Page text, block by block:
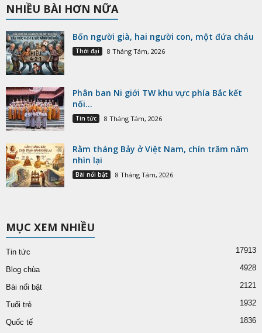
NHIỀU BÀI HƠN NỮA
Bốn người già, hai người con, một đứa cháu
Thời đại 8 Tháng Tám, 2026
Phân ban Ni giới TW khu vực phía Bắc kết
nối...
Tin tức 8 Tháng Tám, 2026
Rằm tháng Bảy ở Việt Nam, chín trăm năm
nhìn lại
Bài nổi bật 8 Tháng Tám, 2026
MỤC XEM NHIỀU
Tin tức 17913
Blog chùa 4928
Bài nổi bật 2121
Tuổi trẻ 1932
Quốc tế 1836